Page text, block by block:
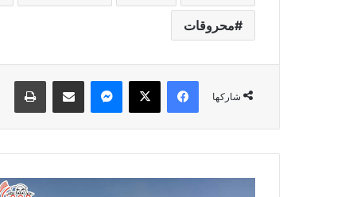
محروقات
شاركها
فيسبوك